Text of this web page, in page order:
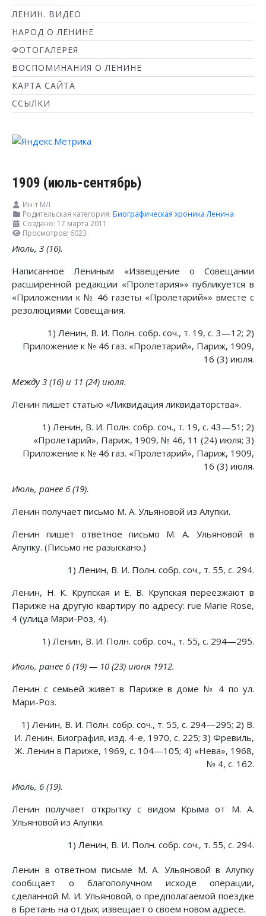
ЛЕНИН. ВИДЕО
НАРОД О ЛЕНИНЕ
ФОТОГАЛЕРЕЯ
ВОСПОМИНАНИЯ О ЛЕНИНЕ
КАРТА САЙТА
ССЫЛКИ
1909 (июль-сентябрь)
Ин-т МЛ
Родительская категория: Биографическая хроника Ленина
Создано: 17 марта 2011
Просмотров: 6023
Июль, 3 (16).
Написанное Лениным «Извещение о Совещании
расширенной редакции «Пролетария»» публикуется в
«Приложении к № 46 газеты «Пролетарий»» вместе с
резолюциями Совещания.
1) Ленин, В. И. Полн. собр. соч., т. 19, с. 3—12; 2)
Приложение к № 46 газ. «Пролетарий», Париж, 1909,
16 (3) июля.
Между 3 (16) и 11 (24) июля.
Ленин пишет статью «Ликвидация ликвидаторства».
1) Ленин, В. И. Полн. собр. соч., т. 19, с. 43—51; 2)
«Пролетарий», Париж, 1909, № 46, 11 (24) июля; 3)
Приложение к № 46 газ. «Пролетарий», Париж, 1909,
16 (3) июля.
Июль, ранее 6 (19).
Ленин получает письмо М. А. Ульяновой из Алупки.
Ленин пишет ответное письмо М. А. Ульяновой в
Алупку. (Письмо не разыскано.)
1) Ленин, В. И. Полн. собр. соч., т. 55, с. 294.
Ленин, Н. К. Крупская и Е. В. Крупская переезжают в
Париже на другую квартиру по адресу: rue Marie Rose,
4 (улица Мари-Роз, 4).
1) Ленин, В. И. Полн. собр. соч., т. 55, с. 294—295.
Июль, ранее 6 (19) — 10 (23) июня 1912.
Ленин с семьей живет в Париже в доме № 4 по ул.
Мари-Роз.
1) Ленин, В. И. Полн. собр. соч., т. 55, с. 294—295; 2) В.
И. Ленин. Биография, изд. 4-е, 1970, с. 225; 3) Фревиль,
Ж. Ленин в Париже, 1969, с. 104—105; 4) «Нева», 1968,
№ 4, с. 162.
Июль, 6 (19).
Ленин получает открытку с видом Крыма от М. А.
Ульяновой из Алупки.
1) Ленин, В. И. Полн. собр. соч., т. 55, с. 294.
Ленин в ответном письме М. А. Ульяновой в Алупку
сообщает о благополучном исходе операции,
сделанной М. И. Ульяновой, о предполагаемой поездке
в Бретань на отдых; извещает о своем новом адресе.